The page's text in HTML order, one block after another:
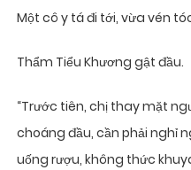
Một cô y tá đi tới, vừa vén
Thẩm Tiểu Khương gật đầu.
“Trước tiên, chị thay mặt
choáng đầu, cần phải nghỉ
uống rượu, không thức